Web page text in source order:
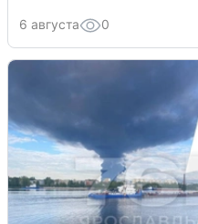
6 августа 0